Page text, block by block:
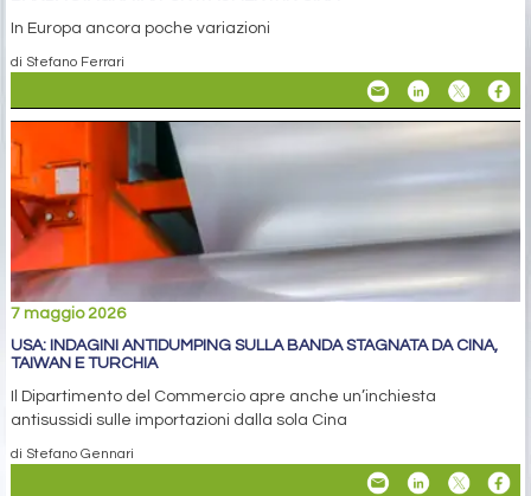
In Europa ancora poche variazioni
di Stefano Ferrari
7 maggio 2026
USA: INDAGINI ANTIDUMPING SULLA BANDA STAGNATA DA CINA,
TAIWAN E TURCHIA
Il Dipartimento del Commercio apre anche un’inchiesta
antisussidi sulle importazioni dalla sola Cina
di Stefano Gennari